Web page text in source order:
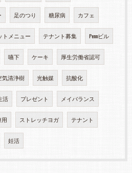
足のつり 糖尿病 カフェ
トメニュー テナント募集 Pennビル
嚥下 ケーキ 厚生労働省認可
気清浄樹 光触媒 抗酸化
活 プレゼント メイバランス
ストレッチヨガ テナント
妊活